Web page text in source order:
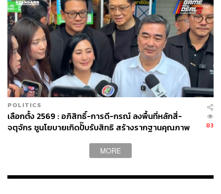
POLITICS
เลือกตั้ง 2569 : อภิสิทธิ์-การดี-กรณ์ ลงพื้นที่หลักสี่-
จตุจักร ชูนโยบายเกิดปั๊บรับสิทธิ สร้างรากฐานคุณภาพ
83
MORE